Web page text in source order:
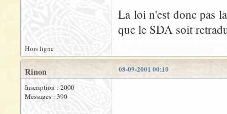
La loi n'est donc pas
que le SDA soit
Hors ligne
08-09-2001 00:10
Rinon
Inscription : 2000
Messages : 390